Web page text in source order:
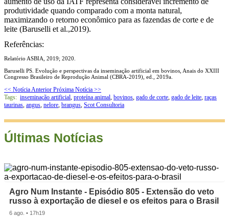
produtividade quando comparado com a monta natural,
maximizando o retorno econômico para as fazendas de corte e de
leite (Baruselli et al.,2019).
Referências:
Relatório ASBIA, 2019; 2020.
Baruselli PS. Evolução e perspectivas da inseminação artificial em bovinos, Anais do XXIII
Congresso Brasileiro de Reprodução Animal (CBRA-2019), ed., 2019a.
<< Notícia Anterior Próxima Notícia >>
Tags: inseminação artificial, proteína animal, bovinos, gado de corte, gado de leite, raças
taurinas, angus, nelore, brangus, Scot Consultoria
Últimas Notícias
Agro Num Instante - Episódio 805 - Extensão do veto
russo à exportação de diesel e os efeitos para o Brasil
6 ago. • 17h19